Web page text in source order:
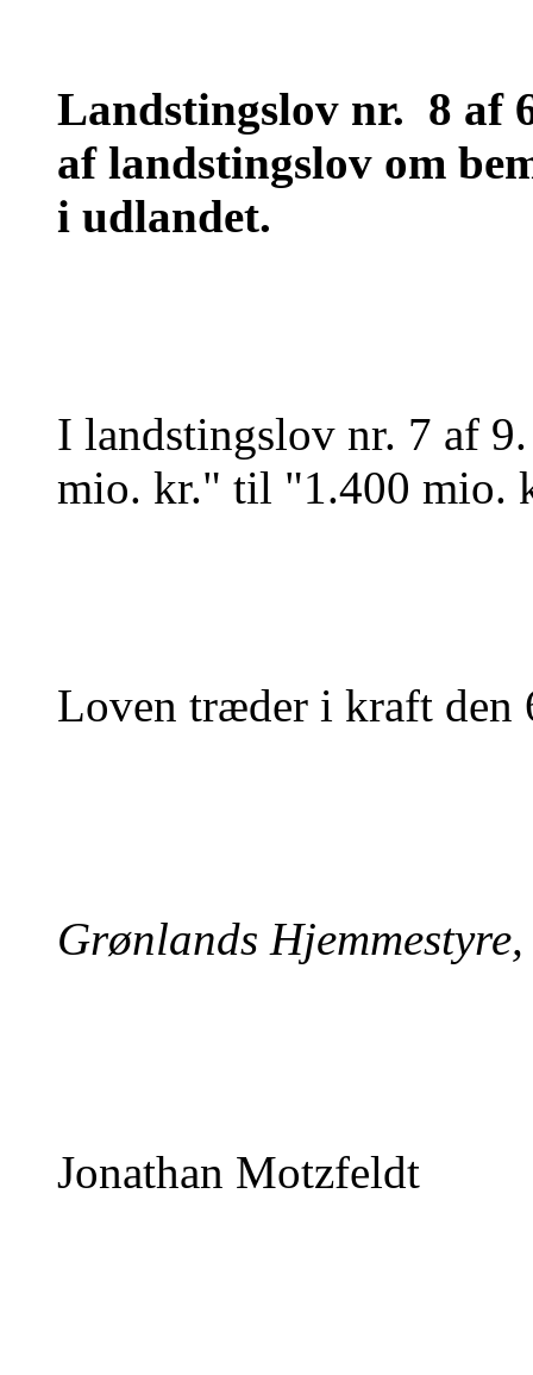
Landstingslov nr. 8 af
af landstingslov om
i udlandet.
I landstingslov nr. 7 af
mio. kr." til "1.400 mio.
Loven træder i kraft den
Grønlands
Jonathan Motzfeldt